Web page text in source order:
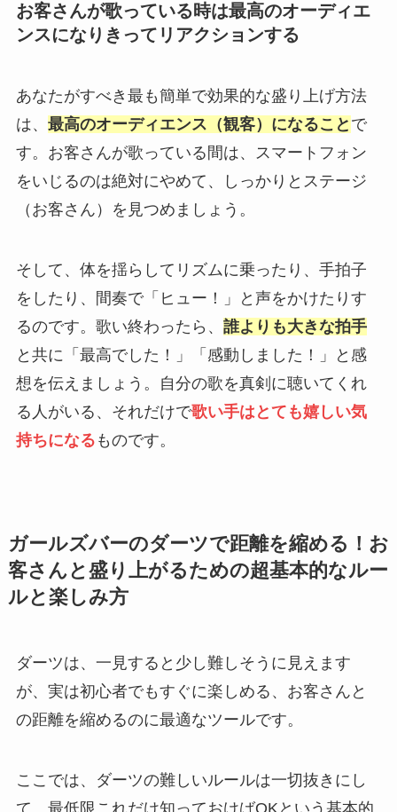
お客さんが歌っている時は最高のオーディエ
ンスになりきってリアクションする
あなたがすべき最も簡単で効果的な盛り上げ方法
は、 最高のオーディエンス（観客）になること で
す。お客さんが歌っている間は、スマートフォン
をいじるのは絶対にやめて、しっかりとステージ
（お客さん）を見つめましょう。
そして、体を揺らしてリズムに乗ったり、手拍子
をしたり、間奏で「ヒュー！」と声をかけたりす
るのです。歌い終わったら、 誰よりも大きな拍手
と共に「最高でした！」「感動しました！」と感
想を伝えましょう。自分の歌を真剣に聴いてくれ
る人がいる、それだけで歌い手はとても嬉しい気
持ちになる ものです。
ガールズバーのダーツで距離を縮める！お
客さんと盛り上がるための超基本的なルー
ルと楽しみ方
ダーツは、一見すると少し難しそうに見えます
が、実は初心者でもすぐに楽しめる、お客さんと
の距離を縮めるのに最適なツールです。
ここでは、ダーツの難しいルールは一切抜きにし